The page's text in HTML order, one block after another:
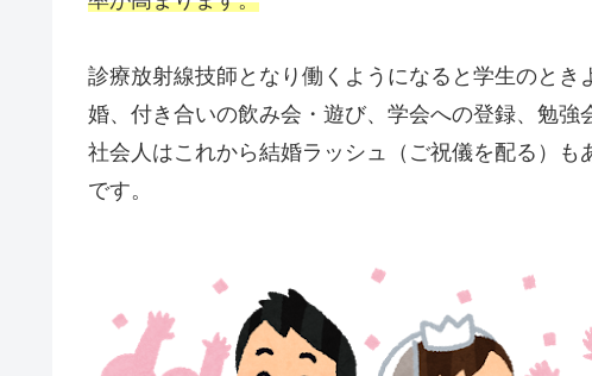
診療放射線技師となり働くようになると学生のと
婚、付き合いの飲み会・遊び、学会への登録、勉
社会人はこれから結婚ラッシュ（ご祝儀を配る）も
です。